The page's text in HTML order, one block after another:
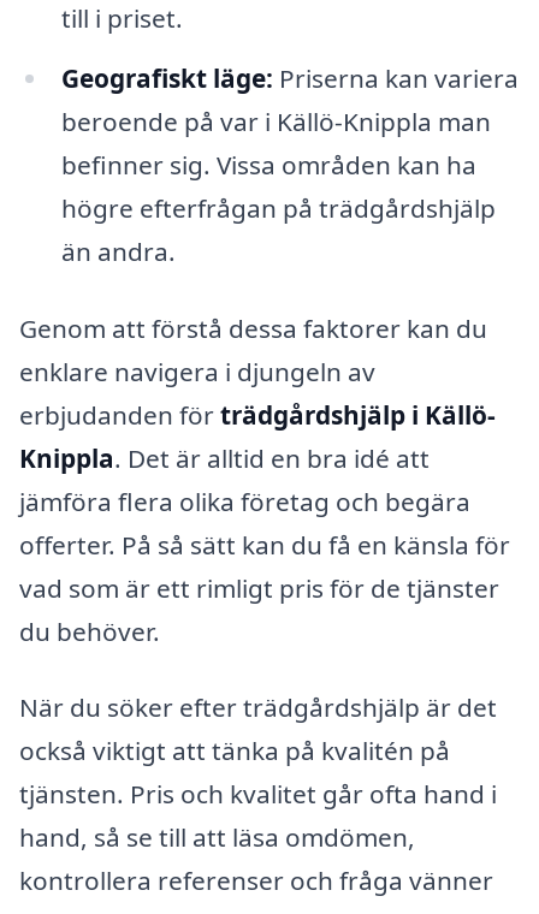
till i priset.
Geografiskt läge: Priserna kan variera
beroende på var i Källö-Knippla man
befinner sig. Vissa områden kan ha
högre efterfrågan på trädgårdshjälp
än andra.
Genom att förstå dessa faktorer kan du
enklare navigera i djungeln av
erbjudanden förträdgårdshjälp i Källö-
Knippla. Det är alltid en bra idé att
jämföra flera olika företag och begära
offerter. På så sätt kan du få en känsla för
vad som är ett rimligt pris för de tjänster
du behöver.
När du söker efter trädgårdshjälp är det
också viktigt att tänka på kvalitén på
tjänsten. Pris och kvalitet går ofta hand i
hand, så se till att läsa omdömen,
kontrollera referenser och fråga vänner